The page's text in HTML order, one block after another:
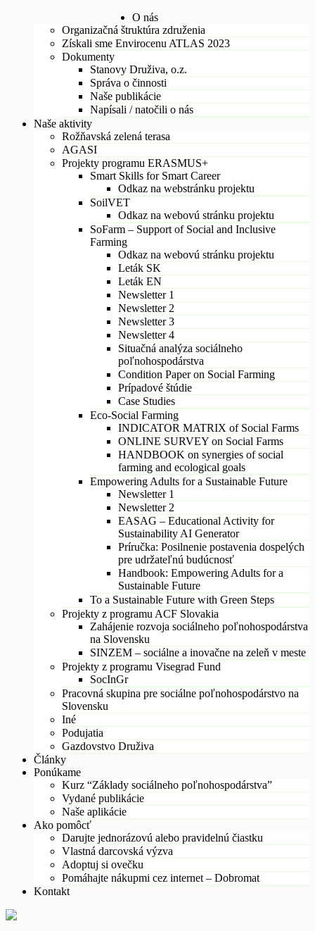
O nás
Organizačná štruktúra združenia
Získali sme Envirocenu ATLAS 2023
Dokumenty
Stanovy Druživa, o.z.
Správa o činnosti
Naše publikácie
Napísali / natočili o nás
Naše aktivity
Rožňavská zelená terasa
AGASI
Projekty programu ERASMUS+
Smart Skills for Smart Career
Odkaz na webstránku projektu
SoilVET
Odkaz na webovú stránku projektu
SoFarm – Support of Social and Inclusive
Farming
Odkaz na webovú stránku projektu
Leták SK
Leták EN
Newsletter 1
Newsletter 2
Newsletter 3
Newsletter 4
Situačná analýza sociálneho
poľnohospodárstva
Condition Paper on Social Farming
Prípadové štúdie
Case Studies
Eco-Social Farming
INDICATOR MATRIX of Social Farms
ONLINE SURVEY on Social Farms
HANDBOOK on synergies of social
farming and ecological goals
Empowering Adults for a Sustainable Future
Newsletter 1
Newsletter 2
EASAG – Educational Activity for
Sustainability AI Generator
Príručka: Posilnenie postavenia dospelých
pre udržateľnú budúcnosť
Handbook: Empowering Adults for a
Sustainable Future
To a Sustainable Future with Green Steps
Projekty z programu ACF Slovakia
Zahájenie rozvoja sociálneho poľnohospodárstva
na Slovensku
SINZEM – sociálne a inovačne na zeleň v meste
Projekty z programu Visegrad Fund
SocInGr
Pracovná skupina pre sociálne poľnohospodárstvo na
Slovensku
Iné
Podujatia
Gazdovstvo Druživa
Články
Ponúkame
Kurz “Základy sociálneho poľnohospodárstva”
Vydané publikácie
Naše aplikácie
Ako pomôcť
Darujte jednorázovú alebo pravidelnú čiastku
Vlastná darcovská výzva
Adoptuj si ovečku
Pomáhajte nákupmi cez internet – Dobromat
Kontakt